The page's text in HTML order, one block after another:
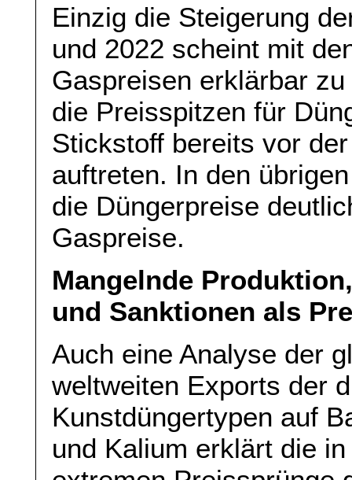
Einzig die Steigerung
und 2022 scheint mit
Gaspreisen erklärbar
die Preisspitzen für
Stickstoff bereits vor
auftreten. In den
die Düngerpreise
Gaspreise.
Mangelnde
und Sanktionen als
Auch eine Analyse der
weltweiten Exports der
Kunstdüngertypen auf
und Kalium erklärt die